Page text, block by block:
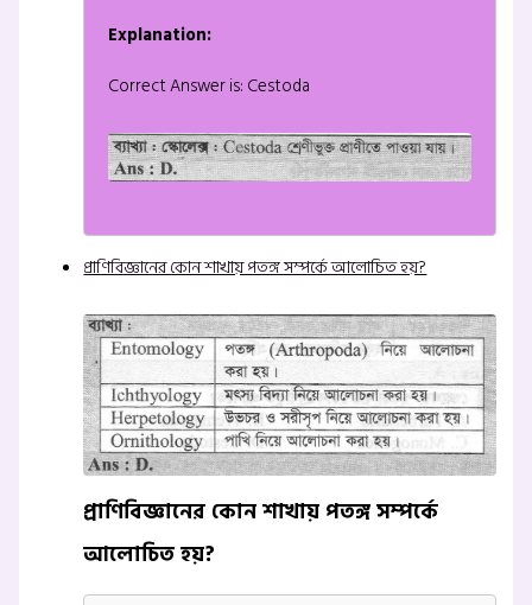
Explanation:
Correct Answer is: Cestoda
প্রাণিবিজ্ঞানের কোন শাখায় পতঙ্গ সম্পর্কে আলোচিত হয়?
প্রাণিবিজ্ঞানের কোন শাখায় পতঙ্গ সম্পর্কে
আলোচিত হয়?